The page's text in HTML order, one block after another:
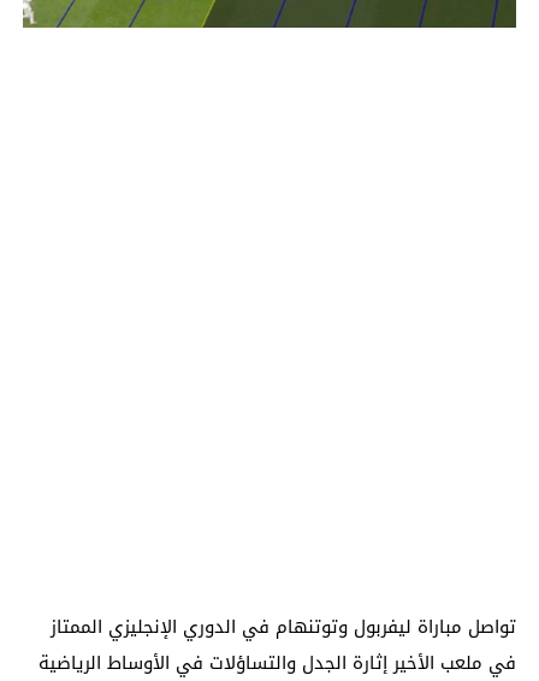
تواصل مباراة ليفربول وتوتنهام في الدوري الإنجليزي الممتاز
في ملعب الأخير إثارة الجدل والتساؤلات في الأوساط الرياضية